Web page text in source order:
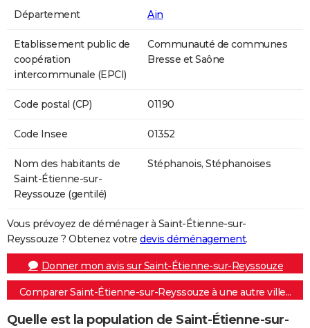
Département Ain
Etablissement public de
coopération
intercommunale (EPCI)
Communauté de communes
Bresse et Saône
Code postal (CP) 01190
Code Insee 01352
Nom des habitants de
Saint-Étienne-sur-
Reyssouze (gentilé)
Stéphanois, Stéphanoises
Vous prévoyez de déménager à Saint-Étienne-sur-
Reyssouze ? Obtenez votre devis déménagement.
Donner mon avis sur Saint-Étienne-sur-Reyssouze
Comparer Saint-Étienne-sur-Reyssouze à une autre ville...
Quelle est la population de Saint-Étienne-sur-